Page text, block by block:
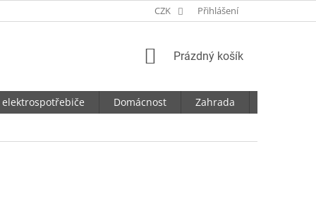
CZK Přihlášení
NÁKUPNÍ
Prázdný košík
elektrospotřebiče Domácnost Zahrada